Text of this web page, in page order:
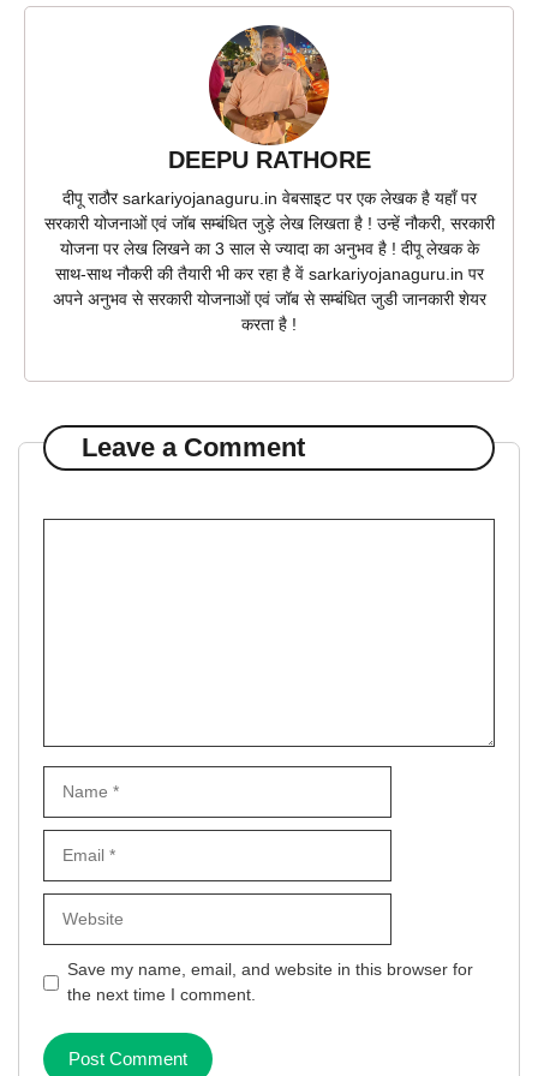
DEEPU RATHORE
दीपू राठौर sarkariyojanaguru.in वेबसाइट पर एक लेखक है यहाँ पर
सरकारी योजनाओं एवं जॉब सम्बंधित जुड़े लेख लिखता है ! उन्हें नौकरी, सरकारी
योजना पर लेख लिखने का 3 साल से ज्यादा का अनुभव है ! दीपू लेखक के
साथ-साथ नौकरी की तैयारी भी कर रहा है वें sarkariyojanaguru.in पर
अपने अनुभव से सरकारी योजनाओं एवं जॉब से सम्बंधित जुडी जानकारी शेयर
करता है !
Leave a Comment
Save my name, email, and website in this browser for
the next time I comment.